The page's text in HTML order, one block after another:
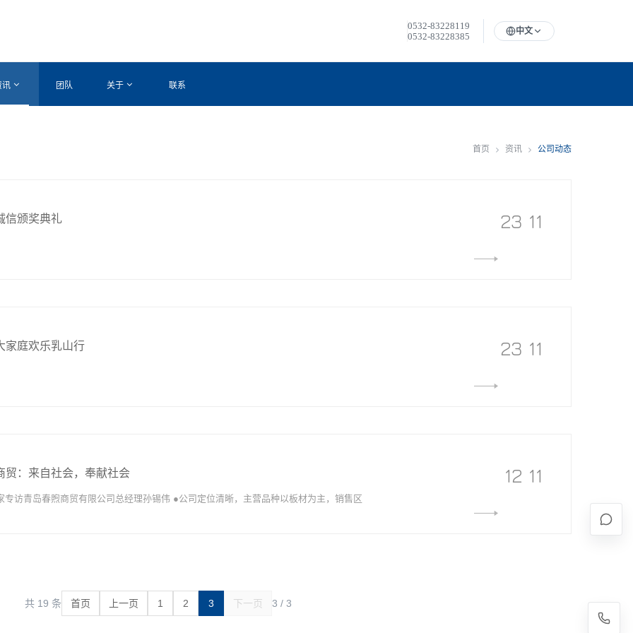
0532-83228119
0532-83228385
中文
讯 团队 关于 联系
首页 资讯 公司动态
信颁奖典礼 11
23
MORE
家庭欢乐乳山行 11
23
MORE
贸：来自社会，奉献社会 11
12
专访青岛春煦商贸有限公司总经理孙锡伟 ●公司定位清晰，主营品种以板材为主，销售区
MORE
共 19 条 首页 上一页 1 2 3 下一页 3 / 3